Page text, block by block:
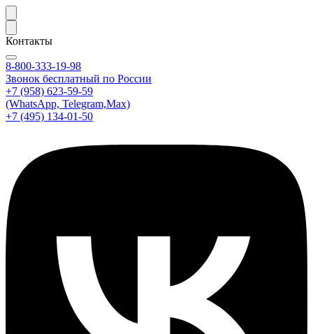
Контакты
8-800-333-19-98
Звонок бесплатный по России
+7 (958) 623-59-59
(WhatsApp, Telegram,Max)
+7 (495) 134-01-50